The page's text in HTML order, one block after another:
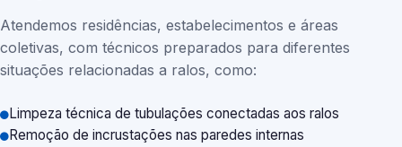
Atendemos residências, estabelecimentos e áreas
coletivas, com técnicos preparados para diferentes
situações relacionadas a ralos, como:
Limpeza técnica de tubulações conectadas aos ralos
Remoção de incrustações nas paredes internas